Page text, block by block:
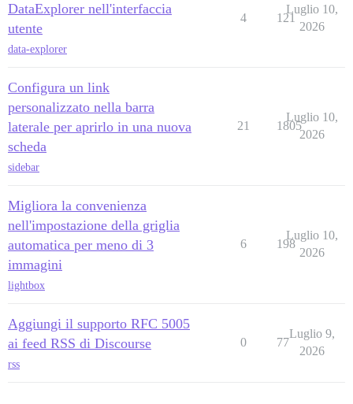
DataExplorer nell'interfaccia
utente
data-explorer
4 121
Luglio 10,
2026
Configura un link
personalizzato nella barra
laterale per aprirlo in una nuova
scheda
sidebar
21 1805
Luglio 10,
2026
Migliora la convenienza
nell'impostazione della griglia
automatica per meno di 3
immagini
lightbox
6 198
Luglio 10,
2026
Aggiungi il supporto RFC 5005
ai feed RSS di Discourse
rss
0 77
Luglio 9,
2026